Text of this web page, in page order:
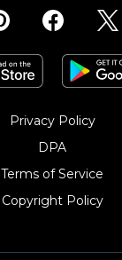
Privacy Policy
DPA
Terms of Service
Copyright Policy‎